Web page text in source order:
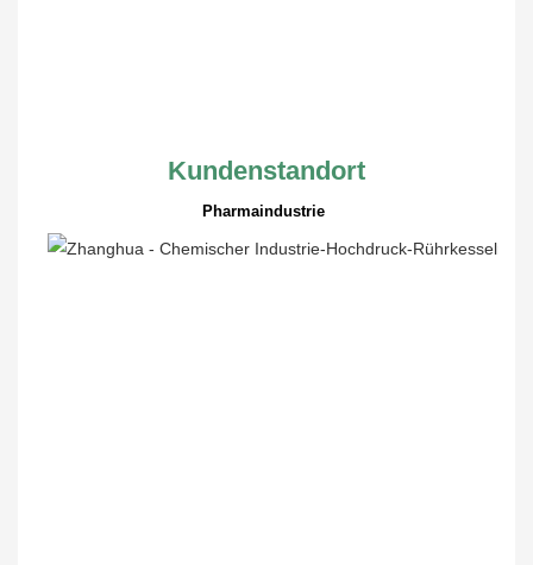
Kundenstandort
Pharmaindustrie